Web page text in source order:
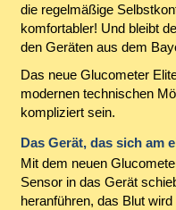
die regelmäßige
komfortabler! Und bleibt
den Geräten aus dem
Das neue Glucometer
modernen technischen
kompliziert sein.
Das Gerät, das sich am
Mit dem neuen
Sensor in das Gerät
heranführen, das Blut